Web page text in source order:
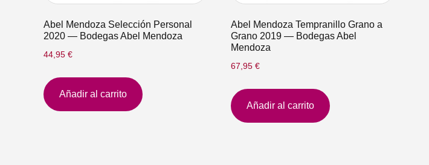
Abel Mendoza Selección Personal
2020 — Bodegas Abel Mendoza
44,95 €
Añadir al carrito
Abel Mendoza Tempranillo Grano a
Grano 2019 — Bodegas Abel
Mendoza
67,95 €
Añadir al carrito